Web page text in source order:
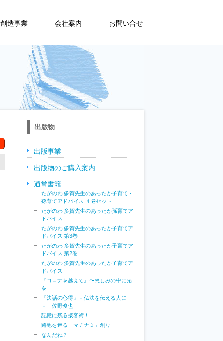
創造事業 会社案内 お問い合せ
出版物
出版事業
出版物のご購入案内
通常書籍
たがのわ 多賀先生のあったか子育て・
孫育てアドバイス ４巻セット
たがのわ 多賀先生のあったか孫育てア
ドバイス
たがのわ 多賀先生のあったか子育てア
ドバイス 第3巻
たがのわ 多賀先生のあったか子育てア
ドバイス 第2巻
たがのわ 多賀先生のあったか子育てア
ドバイス
『コロナを越えて』〜慈しみの中に光
を
『法話の心得』－仏法を伝える人に
－ 佐野俊也
記憶に残る接客術！
路地を巡る「マチナミ」創り
なんだね？